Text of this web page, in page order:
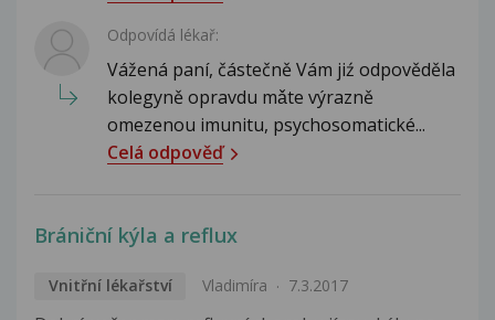
Odpovídá lékař:
Vážená paní, částečně Vám jiź odpověděla
kolegyně opravdu mǎte výrazně
omezenou imunitu, psychosomatické...
Celá odpověď
Brániční kýla a reflux
Vnitřní lékařství Vladimíra 7.3.2017